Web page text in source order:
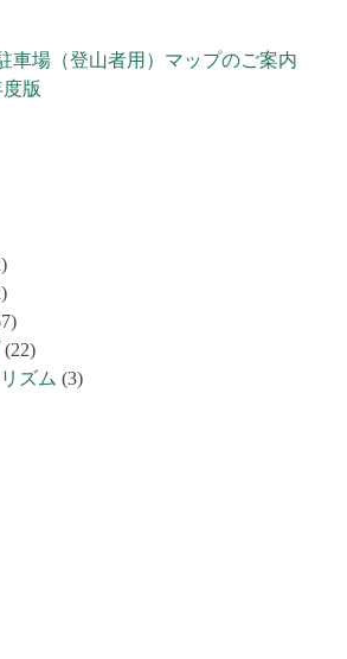
車場（登山者用）マップのご案内
版
(22)
ズム (3)